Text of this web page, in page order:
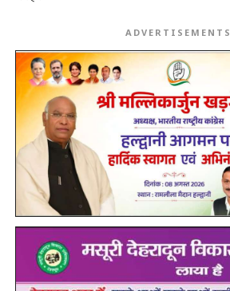
ADVERTISEMENTS